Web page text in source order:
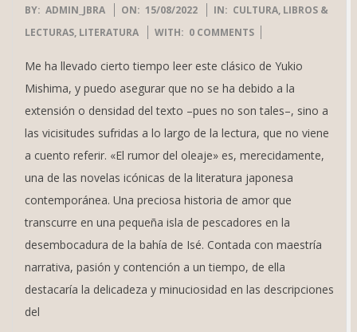
2022-
08-
BY: ADMIN_JBRA ON: 15/08/2022 IN: CULTURA, LIBROS &
LECTURAS, LITERATURA WITH: 0 COMMENTS
Me ha llevado cierto tiempo leer este clásico de Yukio
Mishima, y puedo asegurar que no se ha debido a la
extensión o densidad del texto –pues no son tales–, sino a
las vicisitudes sufridas a lo largo de la lectura, que no viene
a cuento referir. «El rumor del oleaje» es, merecidamente,
una de las novelas icónicas de la literatura japonesa
contemporánea. Una preciosa historia de amor que
transcurre en una pequeña isla de pescadores en la
desembocadura de la bahía de Isé. Contada con maestría
narrativa, pasión y contención a un tiempo, de ella
destacaría la delicadeza y minuciosidad en las descripciones
del